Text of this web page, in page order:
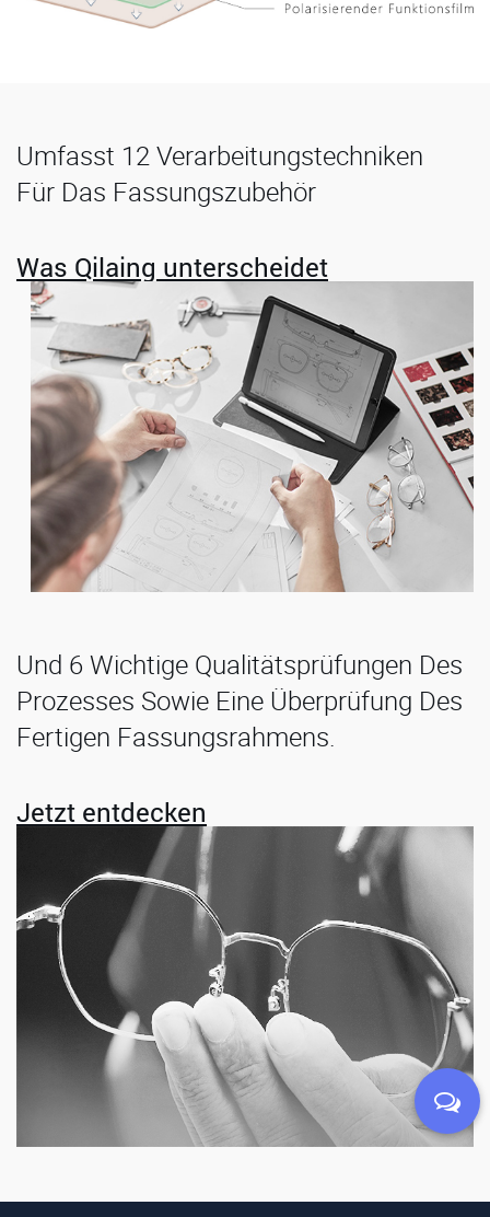
Umfasst 12 Verarbeitungstechniken
Für Das Fassungszubehör
Was Qilaing unterscheidet
Und 6 Wichtige Qualitätsprüfungen Des
Prozesses Sowie Eine Überprüfung Des
Fertigen Fassungsrahmens.
Jetzt entdecken